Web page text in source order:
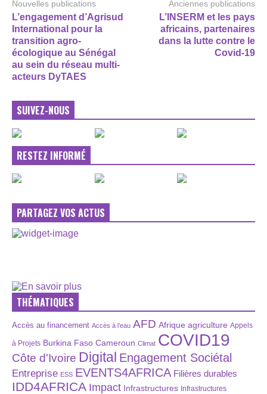
Nouvelles publications
L’engagement d’Agrisud
International pour la
transition agro-
écologique au Sénégal
au sein du réseau multi-
acteurs DyTAES
Anciennes publications
L’INSERM et les pays
africains, partenaires
dans la lutte contre le
Covid-19
SUIVEZ-NOUS
RESTEZ INFORMÉ
PARTAGEZ VOS ACTUS
THÉMATIQUES
Accès au financement Accès à l’eau AFD Afrique agriculture Appels
à Projets Burkina Faso Cameroun Climat COVID19
Côte d'Ivoire Digital Engagement Sociétal
Entreprise ESS EVENTS4AFRICA Filières durables
IDD4AFRICA Impact Infrastructures Infrastructures